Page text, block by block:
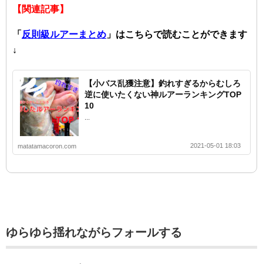
【関連記事】
「 反則級ルアーまとめ 」はこちらで読むことができます
↓
【小バス乱獲注意】釣れすぎるからむしろ
逆に使いたくない神ルアーランキングTOP
10
...
matatamacoron.com 2021-05-01 18:03
ゆらゆら揺れながらフォールする